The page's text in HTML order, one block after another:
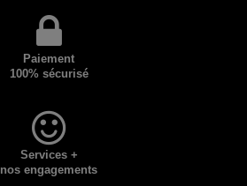
Paiement
100% sécurisé
Services +
nos engagements